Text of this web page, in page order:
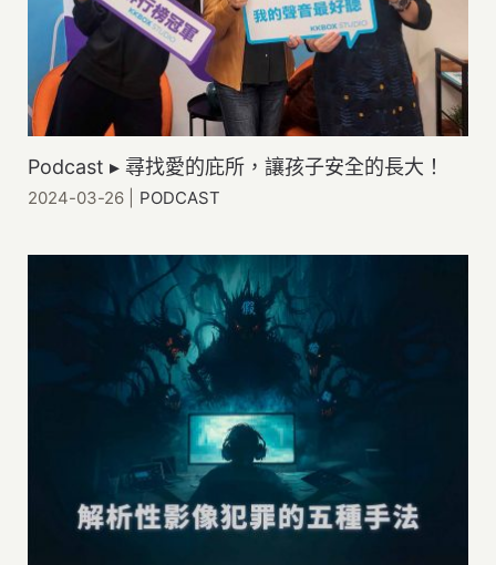
Podcast ▸ 尋找愛的庇所，讓孩子安全的長大！
2024-03-26 PODCAST